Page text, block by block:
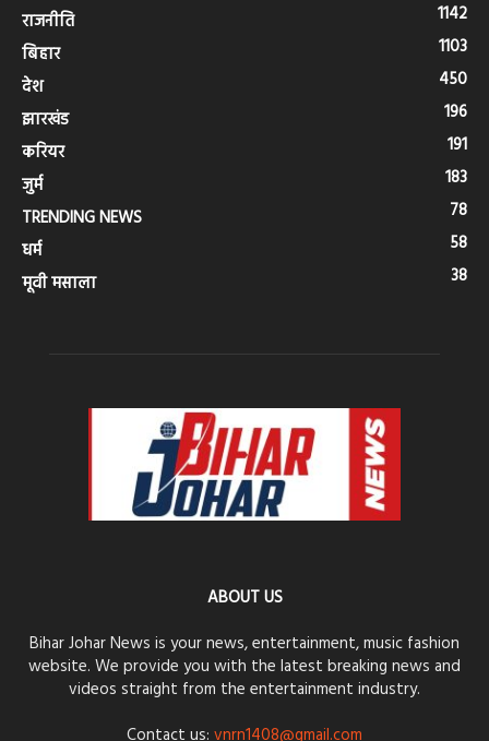
राजनीति
1142
बिहार
1103
देश
450
झारखंड
196
करियर
191
जुर्म
183
TRENDING NEWS
78
धर्म
58
मूवी मसाला
38
ABOUT US
Bihar Johar News is your news, entertainment, music fashion
website. We provide you with the latest breaking news and
videos straight from the entertainment industry.
Contact us: vnrn1408@gmail.com